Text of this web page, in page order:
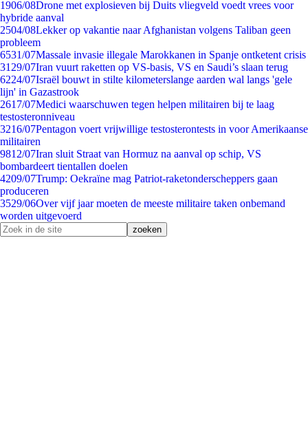
1906/08Drone met explosieven bij Duits vliegveld voedt vrees voor
hybride aanval
2504/08Lekker op vakantie naar Afghanistan volgens Taliban geen
probleem
6531/07Massale invasie illegale Marokkanen in Spanje ontketent crisis
31 29/07Iran vuurt raketten op VS-basis, VS en Saudi’s slaan terug
6224/07Israël bouwt in stilte kilometerslange aarden wal langs 'gele
lijn' in Gazastrook
2617/07Medici waarschuwen tegen helpen militairen bij te laag
testosteronniveau
3216/07Pentagon voert vrijwillige testosterontests in voor Amerikaanse
militairen
9812/07Iran sluit Straat van Hormuz na aanval op schip, VS
bombardeert tientallen doelen
4209/07Trump: Oekraïne mag Patriot-raketonderscheppers gaan
produceren
3529/06Over vijf jaar moeten de meeste militaire taken onbemand
worden uitgevoerd